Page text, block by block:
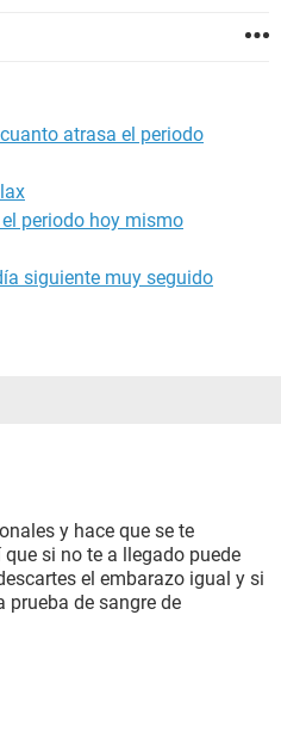
atrasa el periodo
periodo hoy mismo
siguiente muy seguido
y hace que se te
si no te a llegado puede
el embarazo igual y si
prueba de sangre de